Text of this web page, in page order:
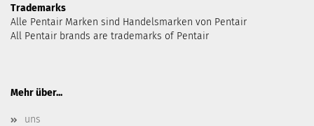
Trademarks
Alle Pentair Marken sind Handelsmarken von Pentair
All Pentair brands are trademarks of Pentair
Mehr über...
uns